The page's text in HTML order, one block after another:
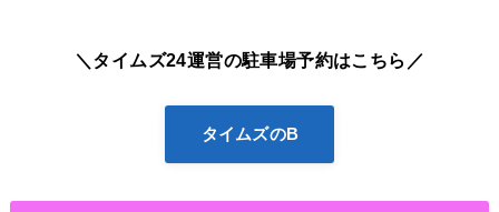
＼タイムズ24運営の駐車場予約はこちら／
タイムズのB